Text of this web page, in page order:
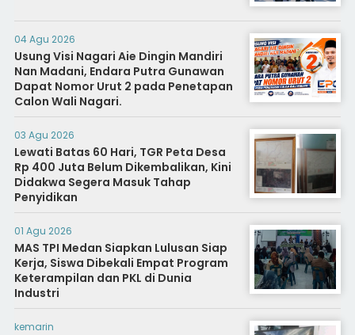
04 Agu 2026
Usung Visi Nagari Aie Dingin Mandiri
Nan Madani, Endara Putra Gunawan
Dapat Nomor Urut 2 pada Penetapan
Calon Wali Nagari.
03 Agu 2026
Lewati Batas 60 Hari, TGR Peta Desa
Rp 400 Juta Belum Dikembalikan, Kini
Didakwa Segera Masuk Tahap
Penyidikan
01 Agu 2026
MAS TPI Medan Siapkan Lulusan Siap
Kerja, Siswa Dibekali Empat Program
Keterampilan dan PKL di Dunia
Industri
kemarin